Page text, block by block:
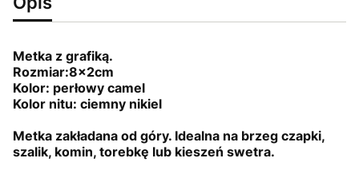
Metka z grafiką.
Rozmiar:8x2cm
Kolor: perłowy camel
Kolor nitu: ciemny nikiel
Metka zakładana od góry. Idealna na brzeg czapki,
szalik, komin, torebkę lub kieszeń swetra.